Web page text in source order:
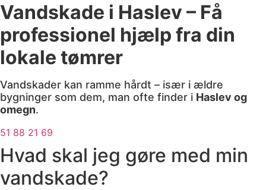
Vandskade i Haslev – Få
professionel hjælp fra din
lokale tømrer
Vandskader kan ramme hårdt – især i ældre
bygninger som dem, man ofte finder i Haslev og
omegn.
51 88 21 69
Hvad skal jeg gøre med min
vandskade?